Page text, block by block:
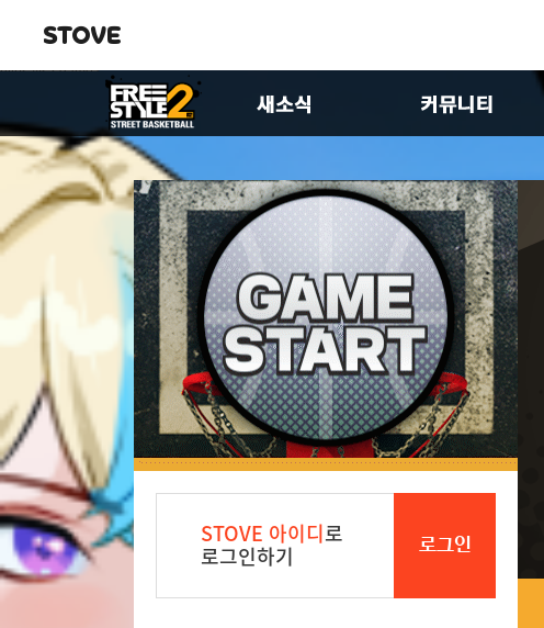
업데이트
이벤트
FS2스토리
패치노트
유저공략실
이미지게시판
제안합니다
팬아트게시판
크루 홍보 게시판
STOVE 아이디로
로그인하기 로그인